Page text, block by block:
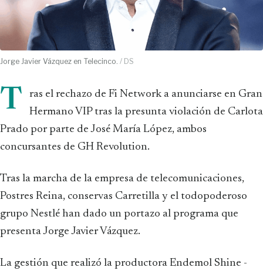
Jorge Javier Vázquez en Telecinco. / DS
T
ras el rechazo de Fi Network a anunciarse en Gran
Hermano VIP tras la presunta violación de Carlota
Prado por parte de José María López, ambos
concursantes de GH Revolution.
Tras la marcha de la empresa de telecomunicaciones,
Postres Reina, conservas Carretilla y el todopoderoso
grupo Nestlé han dado un portazo al programa que
presenta Jorge Javier Vázquez.
La gestión que realizó la productora Endemol Shine -